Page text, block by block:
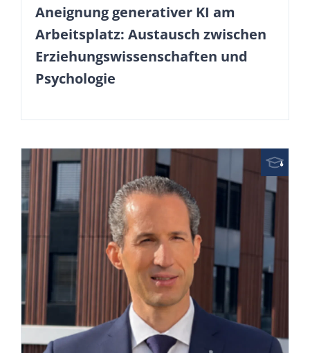
Aneignung generativer KI am
Arbeitsplatz: Austausch zwischen
Erziehungswissenschaften und
Psychologie